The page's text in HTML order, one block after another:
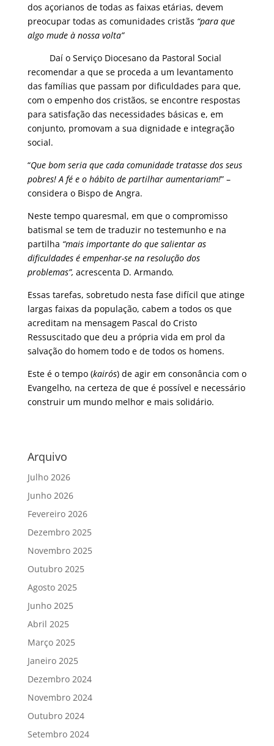
dos açorianos de todas as faixas etárias, devem
preocupar todas as comunidades cristãs “para que
algo mude à nossa volta”
Daí o Serviço Diocesano da Pastoral Social
recomendar a que se proceda a um levantamento
das famílias que passam por dificuldades para que,
com o empenho dos cristãos, se encontre respostas
para satisfação das necessidades básicas e, em
conjunto, promovam a sua dignidade e integração
social.
“Que bom seria que cada comunidade tratasse dos seus
pobres! A fé e o hábito de partilhar aumentariam!” –
considera o Bispo de Angra.
Neste tempo quaresmal, em que o compromisso
batismal se tem de traduzir no testemunho e na
partilha “mais importante do que salientar as
dificuldades é empenhar-se na resolução dos
problemas”, acrescenta D. Armando.
Essas tarefas, sobretudo nesta fase difícil que atinge
largas faixas da população, cabem a todos os que
acreditam na mensagem Pascal do Cristo
Ressuscitado que deu a própria vida em prol da
salvação do homem todo e de todos os homens.
Este é o tempo (kairós) de agir em consonância com o
Evangelho, na certeza de que é possível e necessário
construir um mundo melhor e mais solidário.
Arquivo
Julho 2026
Junho 2026
Fevereiro 2026
Dezembro 2025
Novembro 2025
Outubro 2025
Agosto 2025
Junho 2025
Abril 2025
Março 2025
Janeiro 2025
Dezembro 2024
Novembro 2024
Outubro 2024
Setembro 2024